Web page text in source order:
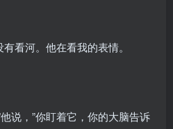
看河。他在看我的表情。
说，”你盯着它，你的大脑告诉